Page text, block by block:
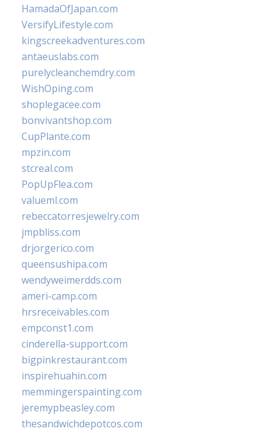
HamadaOfJapan.com
VersifyLifestyle.com
kingscreekadventures.com
antaeuslabs.com
purelycleanchemdry.com
WishOping.com
shoplegacee.com
bonvivantshop.com
CupPlante.com
mpzin.com
stcreal.com
PopUpFlea.com
valueml.com
rebeccatorresjewelry.com
jmpbliss.com
drjorgerico.com
queensushipa.com
wendyweimerdds.com
ameri-camp.com
hrsreceivables.com
empconst1.com
cinderella-support.com
bigpinkrestaurant.com
inspirehuahin.com
memmingerspainting.com
jeremypbeasley.com
thesandwichdepotcos.com